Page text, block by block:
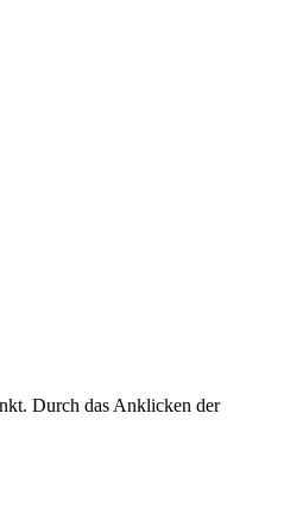
Durch das Anklicken der